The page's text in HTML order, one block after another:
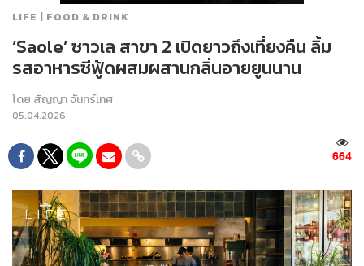
LIFE | FOOD & DRINK
‘Saole’ ซาวเล สาขา 2 เปิดยาวถึงเที่ยงคืน ลิ้ม
รสอาหารซีฟู้ดผสมผสานกลิ่นอายยูนนาน
โดย สัญญา จันทร์เทศ
05.04.2026
664